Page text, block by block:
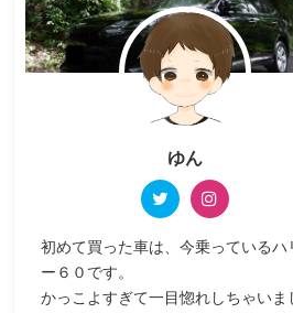
ゆん
初めて買った車は、今乗っているハ
ー６０です。
かっこよすぎて一目惚れしちゃいま